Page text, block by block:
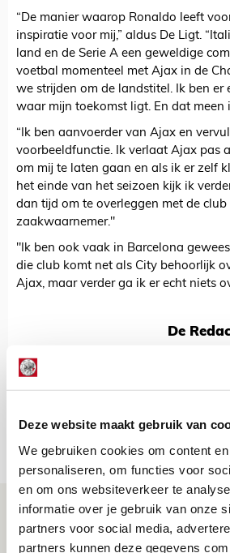
Deze website maakt gebruik van
We gebruiken cookies om content
personaliseren, om functies voor
en om ons websiteverkeer te
informatie over je gebruik van onze
partners voor social media,
partners kunnen deze gegevens
“De manier waarop Ronaldo leeft
inspiratie voor mij,” aldus De Ligt.
land en de Serie A een geweldige
voetbal momenteel met Ajax in de
we strijden om de landstitel. Ik ben er
waar mijn toekomst ligt. En dat meen
“Ik ben aanvoerder van Ajax en
voorbeeldfunctie. Ik verlaat Ajax pas
om mij te laten gaan en als ik er zelf
het einde van het seizoen kijk ik
dan tijd om te overleggen met de club
zaakwaarnemer."
"Ik ben ook vaak in Barcelona
die club komt net als City behoorlijk
Ajax, maar verder ga ik er echt niets
De
Net binnen //
Reisverslag PEC-uit:
operatie onderweg naar